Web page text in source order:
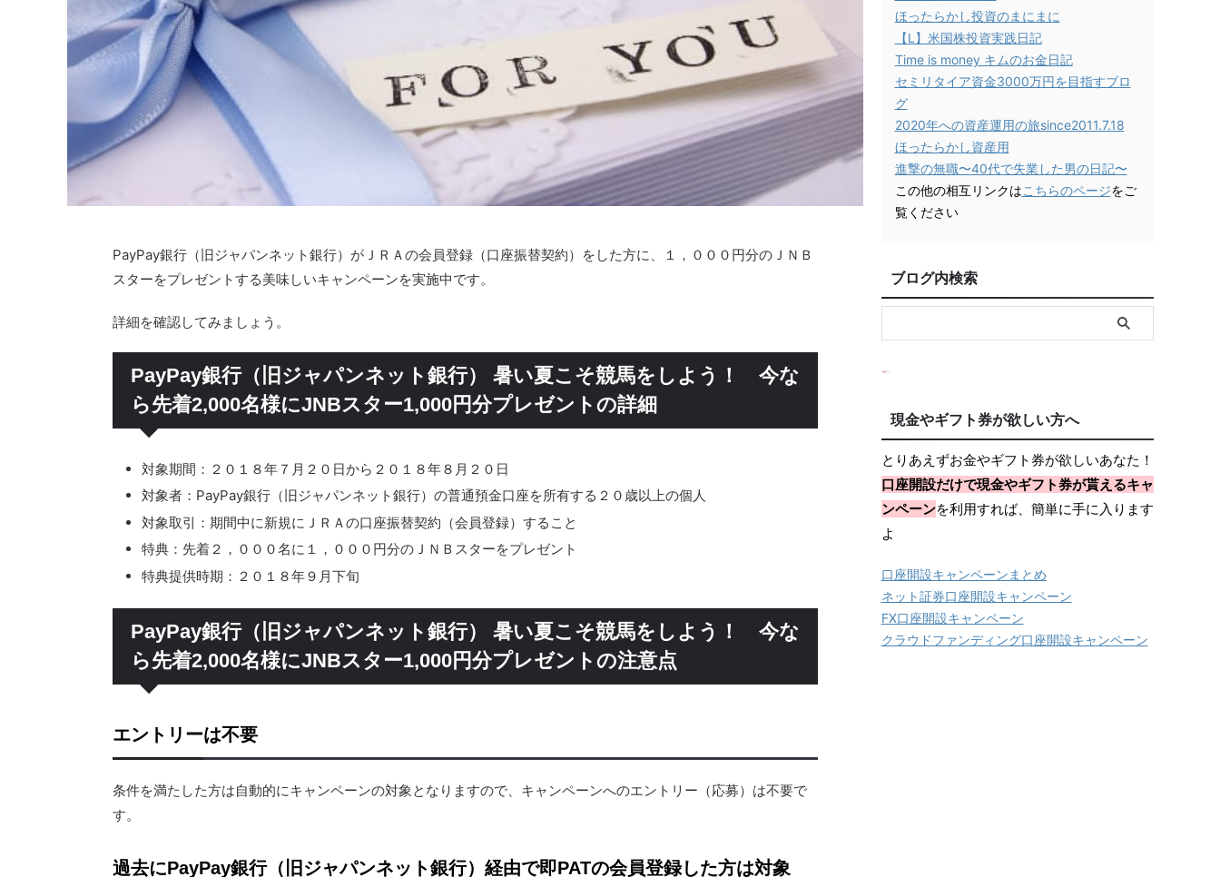
PayPay銀行（旧ジャパンネット銀行）がＪＲＡの会員登録（口座振替契約）をした方に、１，０００円分のＪＮＢ
スターをプレゼントする美味しいキャンペーンを実施中です。
詳細を確認してみましょう。
PayPay銀行（旧ジャパンネット銀行） 暑い夏こそ競馬をしよう！ 今な
ら先着2,000名様にJNBスター1,000円分プレゼントの詳細
対象期間：２０１８年７月２０日から２０１８年８月２０日
対象者：PayPay銀行（旧ジャパンネット銀行）の普通預金口座を所有する２０歳以上の個人
対象取引：期間中に新規にＪＲＡの口座振替契約（会員登録）すること
特典：先着２，０００名に１，０００円分のＪＮＢスターをプレゼント
特典提供時期：２０１８年９月下旬
PayPay銀行（旧ジャパンネット銀行） 暑い夏こそ競馬をしよう！ 今な
ら先着2,000名様にJNBスター1,000円分プレゼントの注意点
エントリーは不要
条件を満たした方は自動的にキャンペーンの対象となりますので、キャンペーンへのエントリー（応募）は不要で
す。
過去にPayPay銀行（旧ジャパンネット銀行）経由で即PATの会員登録した方は対象
ほったらかし投資のまにまに
【L】米国株投資実践日記
Time is money キムのお金日記
セミリタイア資金3000万円を目指すブロ
グ
2020年への資産運用の旅since2011.7.18
ほったらかし資産用
進撃の無職〜40代で失業した男の日記〜
この他の相互リンクはこちらのページをご
覧ください
ブログ内検索
現金やギフト券が欲しい方へ
とりあえずお金やギフト券が欲しいあなた！
口座開設だけで現金やギフト券が貰えるキャ
ンペーンを利用すれば、簡単に手に入ります
よ
口座開設キャンペーンまとめ
ネット証券口座開設キャンペーン
FX口座開設キャンペーン
クラウドファンディング口座開設キャンペーン